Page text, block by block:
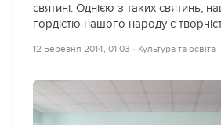
святині. Однією з таких святинь,
гордістю нашого народу є
12 Березня 2014, 01:03 ‐ Культура та освіта